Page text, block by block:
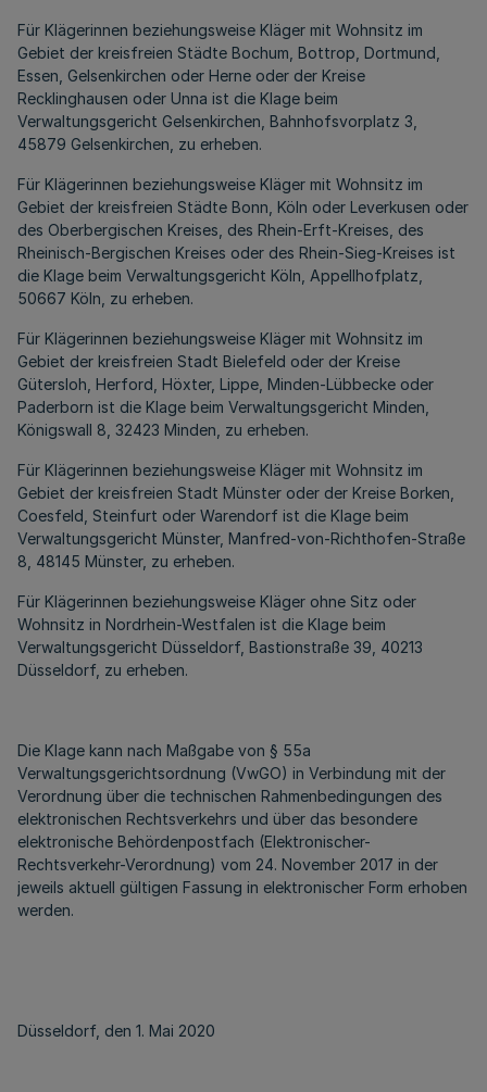
Für Klägerinnen beziehungsweise Kläger mit Wohnsitz im
Gebiet der kreisfreien Städte Bochum, Bottrop, Dortmund,
Essen, Gelsenkirchen oder Herne oder der Kreise
Recklinghausen oder Unna ist die Klage beim
Verwaltungsgericht Gelsenkirchen, Bahnhofsvorplatz 3,
45879 Gelsenkirchen, zu erheben.
Für Klägerinnen beziehungsweise Kläger mit Wohnsitz im
Gebiet der kreisfreien Städte Bonn, Köln oder Leverkusen oder
des Oberbergischen Kreises, des Rhein-Erft-Kreises, des
Rheinisch-Bergischen Kreises oder des Rhein-Sieg-Kreises ist
die Klage beim Verwaltungsgericht Köln, Appellhofplatz,
50667 Köln, zu erheben.
Für Klägerinnen beziehungsweise Kläger mit Wohnsitz im
Gebiet der kreisfreien Stadt Bielefeld oder der Kreise
Gütersloh, Herford, Höxter, Lippe, Minden-Lübbecke oder
Paderborn ist die Klage beim Verwaltungsgericht Minden,
Königswall 8, 32423 Minden, zu erheben.
Für Klägerinnen beziehungsweise Kläger mit Wohnsitz im
Gebiet der kreisfreien Stadt Münster oder der Kreise Borken,
Coesfeld, Steinfurt oder Warendorf ist die Klage beim
Verwaltungsgericht Münster, Manfred-von-Richthofen-Straße
8, 48145 Münster, zu erheben.
Für Klägerinnen beziehungsweise Kläger ohne Sitz oder
Wohnsitz in Nordrhein-Westfalen ist die Klage beim
Verwaltungsgericht Düsseldorf, Bastionstraße 39, 40213
Düsseldorf, zu erheben.
Die Klage kann nach Maßgabe von § 55a
Verwaltungsgerichtsordnung (VwGO) in Verbindung mit der
Verordnung über die technischen Rahmenbedingungen des
elektronischen Rechtsverkehrs und über das besondere
elektronische Behördenpostfach (Elektronischer-
Rechtsverkehr-Verordnung) vom 24. November 2017 in der
jeweils aktuell gültigen Fassung in elektronischer Form erhoben
werden.
Düsseldorf, den 1. Mai 2020